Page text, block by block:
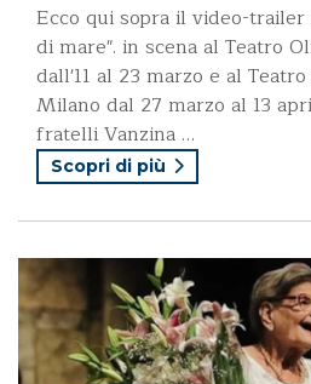
Ecco qui sopra il video-
di mare". in scena al Teatro
dall'11 al 23 marzo e al
Milano dal 27 marzo al 13
fratelli Vanzina …
Scopri di più